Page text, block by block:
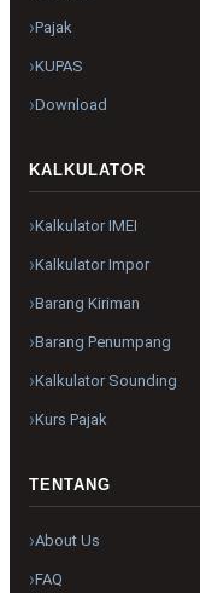
Pajak
KUPAS
Download
KALKULATOR
Kalkulator IMEI
Kalkulator Impor
Barang Kiriman
Barang Penumpang
Kalkulator Sounding
Kurs Pajak
TENTANG
About Us
FAQ